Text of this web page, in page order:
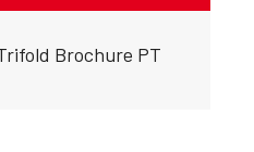
Brochure PT